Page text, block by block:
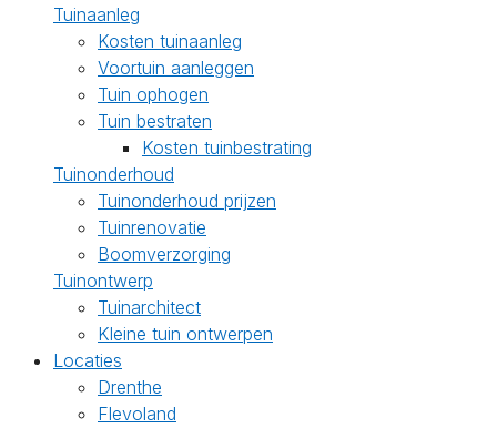
Tuinaanleg
Kosten tuinaanleg
Voortuin aanleggen
Tuin ophogen
Tuin bestraten
Kosten tuinbestrating
Tuinonderhoud
Tuinonderhoud prijzen
Tuinrenovatie
Boomverzorging
Tuinontwerp
Tuinarchitect
Kleine tuin ontwerpen
Locaties
Drenthe
Flevoland